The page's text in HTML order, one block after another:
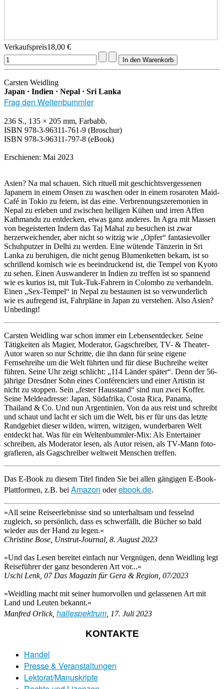
Verkaufspreis18,00 €
Carsten Weidling
Japan · Indien · Nepal · Sri Lanka
Frag den Weltenbummler
236 S., 135 × 205 mm, Farbabb.
ISBN 978-3-96311-761-9 (Broschur)
ISBN 978-3-96311-797-8 (eBook)
Erschienen: Mai 2023
Asien? Na mal schauen. Sich rituell mit geschichtsvergessenen
Japanern in einem Onsen zu waschen oder in einem rosaroten Maid-
Café in Tokio zu feiern, ist das eine. Verbrennungszeremonien in
Nepal zu erleben und zwischen heiligen Kühen und irren Affen
Kathmandu zu entdecken, etwas ganz anderes. In Agra mit Massen
von begeisterten Indern das Taj Mahal zu besuchen ist zwar
herzerweichender, aber nicht so witzig wie „Opfer“ fantasievoller
Schuhputzer in Delhi zu werden. Eine wütende Tänzerin in Sri
Lanka zu beruhigen, die nicht genug Blumenketten bekam, ist so
schrillend komisch wie es beeindruckend ist, die Tempel von Kyoto
zu sehen. Einen Auswanderer in Indien zu treffen ist so spannend
wie es kurios ist, mit Tuk-Tuk-Fahrern in Colombo zu verhandeln.
Einen „Sex-Tempel“ in Nepal zu bestaunen ist so verwunderlich
wie es aufregend ist, Fahrpläne in Japan zu verstehen. Also Asien?
Unbedingt!
Carsten Weidling war schon immer ein Lebensentdecker. Seine
Tätigkeiten als Magier, Moderator, Gagschreiber, TV- & Theater-
Autor waren so nur Schritte, die ihn dann für seine eigene
Fernsehreihe um die Welt führten und für diese Buchreihe weiter
führen. Seine Uhr zeigt schlicht: „114 Länder später“. Denn der 56-
jährige Dresdner Sohn eines Conférenciers und einer Artistin ist
nicht zu stoppen. Sein „fester Hausstand“ sind nun zwei Koffer.
Seine Meldeadresse: Japan, Südafrika, Costa Rica, Panama,
Thailand & Co. Und nun Argentinien. Von da aus reist und schreibt
und schaut und lacht er sich um die Welt, bis er für uns das letzte
Randgebiet dieser wilden, wirren, witzigen, wunder­baren Welt
entdeckt hat. Was für ein Weltenbummler-Mix: Als Entertainer
schreiben, als Moderator lesen, als Autor reisen, als TV-Mann foto­
grafieren, als Gagschreiber weltweit Menschen treffen.
Das E-Book zu diesem Titel finden Sie bei allen gängigen E-Book-
Plattformen, z.B. bei Amazon oderebook.de.
»All seine Reiseerlebnisse sind so unterhaltsam und fesselnd
zugleich, so persönlich, dass es schwerfällt, die Bücher so bald
wieder aus der Hand zu legen.«
Christine Bose, Unstrut-Journal, 8. August 2023
»Und das Lesen bereitet einfach nur Vergnügen, denn Weidling legt
Reiseführer der ganz besonderen Art vor...«
Uschi Lenk, 07 Das Magazin für Gera & Region, 07/2023
»Weidling macht mit seiner humorvollen und gelassenen Art mit
Land und Leuten bekannt.«
Manfred Orlick, hallespektrum , 17. Juli 2023
KONTAKTE
Handel
Presse & Veranstaltungen
Lektorat/Manuskripte